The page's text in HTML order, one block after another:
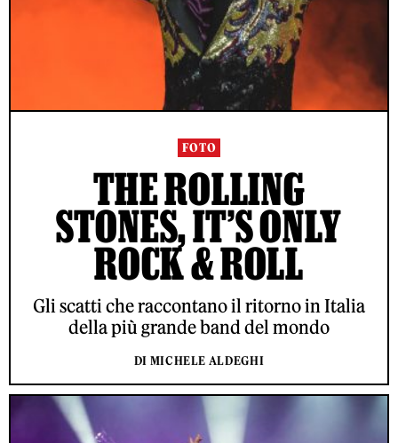
FOTO
THE ROLLING
STONES, IT’S ONLY
ROCK & ROLL
Gli scatti che raccontano il ritorno in Italia
della più grande band del mondo
DI MICHELE ALDEGHI